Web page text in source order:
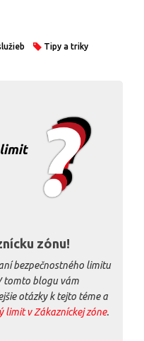
Tipy a triky
zónu!
bezpečnostného limitu
tomto blogu vám
otázky k tejto téme a
limit v Zákazníckej zóne.